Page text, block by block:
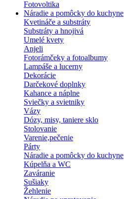
Fotovoltika
Náradie a pomôcky do kuchyne
Kvetináče a substráty
Substráty a hnojivá
Umelé kvety
Anjeli
Fotorámčeky a fotoalbumy
Lampáše a lucerny
Dekorácie
Darčekové doplnky
Kahance a náplne
Sviečky a svietniky
Vázy
Dózy, misy, taniere sklo
Stolovanie
Varenie,pečenie
Párty
Náradie a pomôcky do kuchyne
Kúpelňa a WC
Zaváranie
Sušiaky
Žehlenie